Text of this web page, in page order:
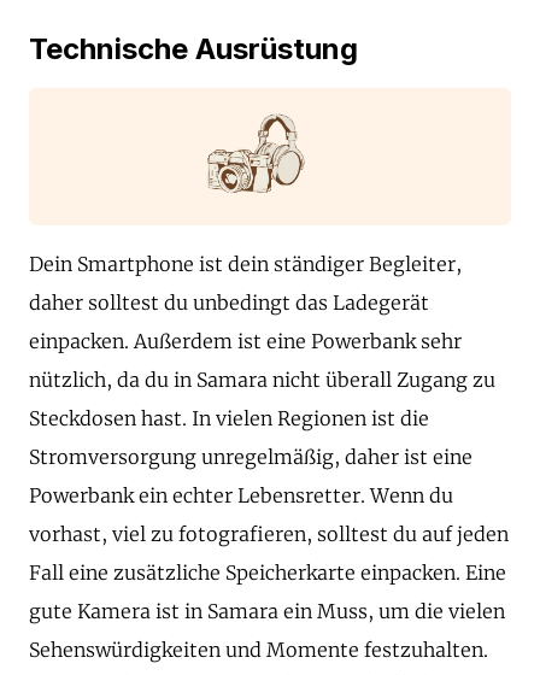
Technische Ausrüstung
Dein Smartphone ist dein ständiger Begleiter,
daher solltest du unbedingt das Ladegerät
einpacken. Außerdem ist eine Powerbank sehr
nützlich, da du in Samara nicht überall Zugang zu
Steckdosen hast. In vielen Regionen ist die
Stromversorgung unregelmäßig, daher ist eine
Powerbank ein echter Lebensretter. Wenn du
vorhast, viel zu fotografieren, solltest du auf jeden
Fall eine zusätzliche Speicherkarte einpacken. Eine
gute Kamera ist in Samara ein Muss, um die vielen
Sehenswürdigkeiten und Momente festzuhalten.